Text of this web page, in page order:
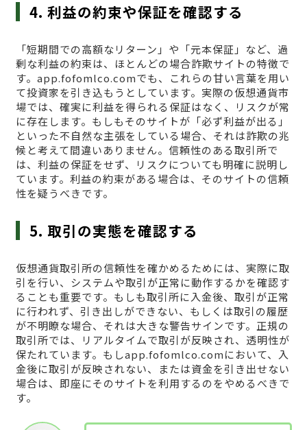
4. 利益の約束や保証を確認する
「短期間での高額なリターン」や「元本保証」など、過
剰な利益の約束は、ほとんどの場合詐欺サイトの特徴で
す。app.fofomlco.comでも、これらの甘い言葉を用い
て投資家を引き込もうとしています。実際の仮想通貨市
場では、確実に利益を得られる保証はなく、リスクが常
に存在します。もしもそのサイトが「必ず利益が出る」
といった不自然な主張をしている場合、それは詐欺の兆
候と考えて間違いありません。信頼性のある取引所で
は、利益の保証をせず、リスクについても明確に説明し
ています。利益の約束がある場合は、そのサイトの信頼
性を疑うべきです。
5. 取引の実態を確認する
仮想通貨取引所の信頼性を確かめるためには、実際に取
引を行い、システムや取引が正常に動作するかを確認す
ることも重要です。もしも取引所に入金後、取引が正常
に行われず、引き出しができない、もしくは取引の履歴
が不明瞭な場合、それは大きな警告サインです。正規の
取引所では、リアルタイムで取引が反映され、透明性が
保たれています。もしapp.fofomlco.comにおいて、入
金後に取引が反映されない、または資金を引き出せない
場合は、即座にそのサイトを利用するのをやめるべきで
す。